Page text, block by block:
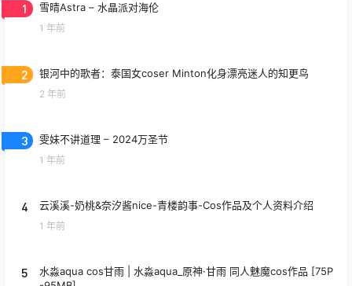
1 雪晴Astra – 水晶派对海伦
1 年前
2 银河中的歌者：泰国女coser Minton化身漂亮迷人的知更鸟
2 年前
3 雯妹不讲道理 – 2024万圣节
1 年前
4 云溪溪-奶桃&奈汐酱nice-青楼韵事-Cos作品及个人资料介绍
1 年前
5
水淼aqua cos甘雨 | 水淼aqua_原神·甘雨 同人魅魔cos作品 [75P